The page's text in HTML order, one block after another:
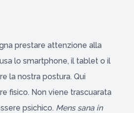
prestare attenzione alla
lo smartphone, il tablet o il
la nostra postura. Qui
fisico. Non viene trascuarata
psichico. Mens sana in